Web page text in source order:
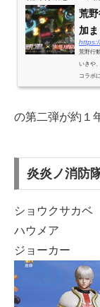
荒
加
荒野行
いきや
コラボ
炎炎ノ
の第二弾が約１
炎炎ノ消防
ショウクサカベ
ハウメア
ジョーカー